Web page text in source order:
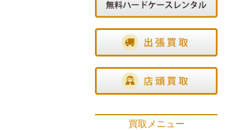
買取メニュー